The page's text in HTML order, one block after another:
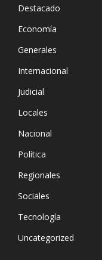
Destacado
Economía
Generales
Internacional
Judicial
Locales
Nacional
Política
Regionales
Sociales
Tecnología
Uncategorized